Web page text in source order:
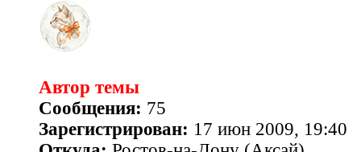
Автор темы
Сообщения: 75
Зарегистрирован: 17 июн 2009, 19:40